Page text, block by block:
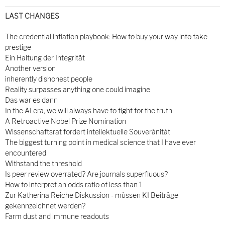
LAST CHANGES
The credential inflation playbook: How to buy your way into fake
prestige
Ein Haltung der Integrität
Another version
inherently dishonest people
Reality surpasses anything one could imagine
Das war es dann
In the AI era, we will always have to fight for the truth
A Retroactive Nobel Prize Nomination
Wissenschaftsrat fordert intellektuelle Souveränität
The biggest turning point in medical science that I have ever
encountered
Withstand the threshold
Is peer review overrated? Are journals superfluous?
How to interpret an odds ratio of less than 1
Zur Katherina Reiche Diskussion - müssen KI Beiträge
gekennzeichnet werden?
Farm dust and immune readouts